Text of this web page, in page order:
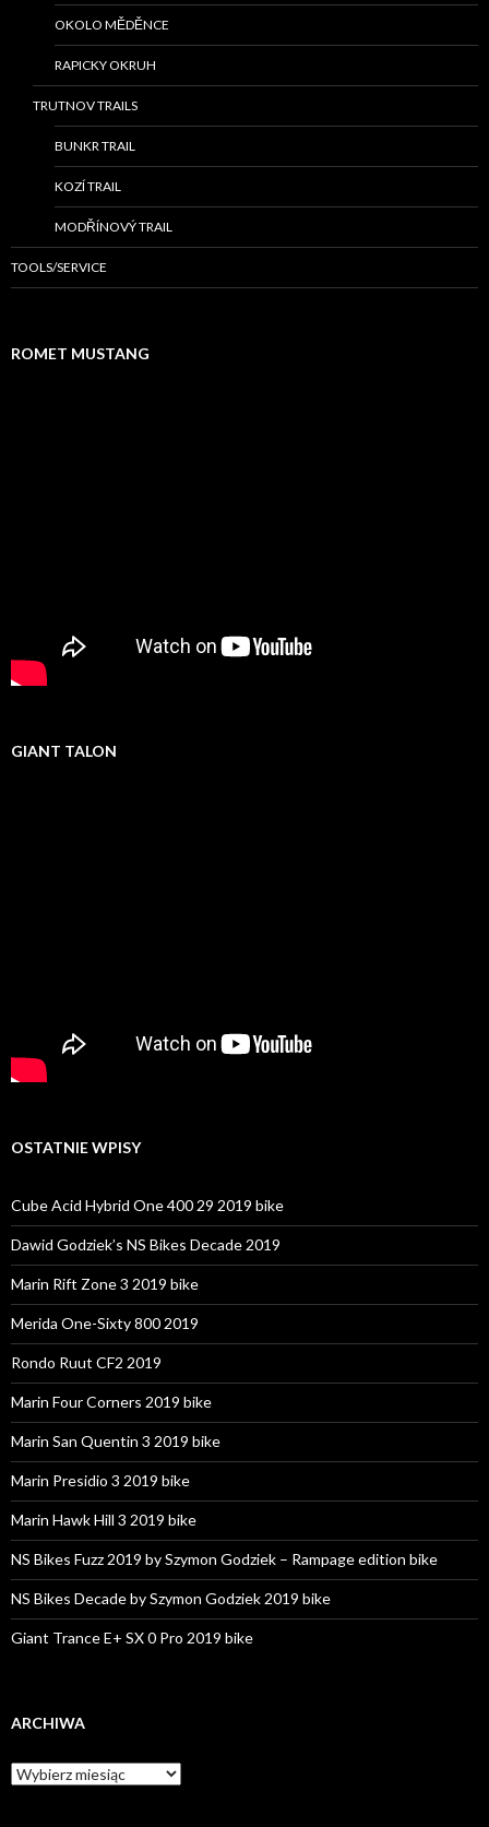
OKOLO MĚDĚNCE
RAPICKY OKRUH
TRUTNOV TRAILS
BUNKR TRAIL
KOZÍ TRAIL
MODŘÍNOVÝ TRAIL
TOOLS/SERVICE
ROMET MUSTANG
GIANT TALON
OSTATNIE WPISY
Cube Acid Hybrid One 400 29 2019 bike
Dawid Godziek’s NS Bikes Decade 2019
Marin Rift Zone 3 2019 bike
Merida One-Sixty 800 2019
Rondo Ruut CF2 2019
Marin Four Corners 2019 bike
Marin San Quentin 3 2019 bike
Marin Presidio 3 2019 bike
Marin Hawk Hill 3 2019 bike
NS Bikes Fuzz 2019 by Szymon Godziek – Rampage edition bike
NS Bikes Decade by Szymon Godziek 2019 bike
Giant Trance E+ SX 0 Pro 2019 bike
ARCHIWA
A
r